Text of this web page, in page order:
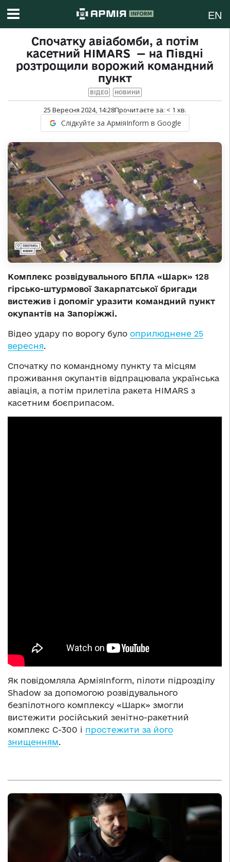
EN
Спочатку авіабомби, а потім
касетний HIMARS — на Півдні
розтрощили ворожий командний
пункт
ВІДЕО НОВИНИ
25 Вересня 2024, 14:28Прочитаєте за: < 1 хв.
Слідкуйте за АрміяInform в Google
Комплекс розвідувального БПЛА «Шарк» 128
гірсько-штурмової Закарпатської бригади
вистежив і допоміг уразити командний пункт
окупантів на Запоріжжі.
Відео удару по ворогу було оприлюднене 25
вересня.
Спочатку по командному пункту та місцям
проживання окупантів відпрацювала українська
авіація, а потім прилетіла ракета HIMARS з
касетним боєприпасом.
Як повідомляла АрміяInform, пілоти підрозділу
Shadow за допомогою розвідувального
безпілотного комплексу «Шарк» змогли
вистежити російський зенітно-ракетний
комплекс С-300 і простежити за його
знищенням.